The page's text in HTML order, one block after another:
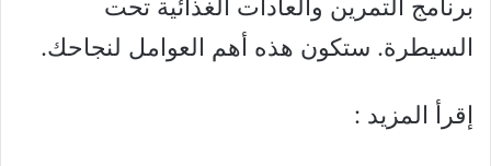
برنامج التمرين والعادات الغذائية تحت
السيطرة. ستكون هذه أهم العوامل لنجاحك.
إقرأ المزيد :